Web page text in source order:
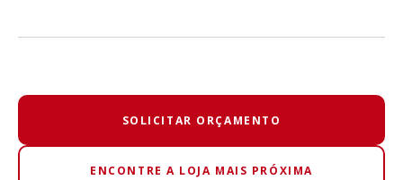
SOLICITAR ORÇAMENTO
ENCONTRE A LOJA MAIS PRÓXIMA